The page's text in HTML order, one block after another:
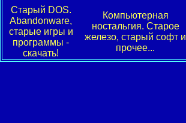
Старый DOS.
Abandonware,
старые игры и
программы -
скачать!
Компьютерная
ностальгия. Старое
железо, старый софт и
прочее...